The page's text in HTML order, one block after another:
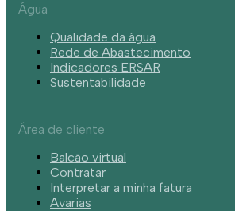
Água
Qualidade da água
Rede de Abastecimento
Indicadores ERSAR
Sustentabilidade
Área de cliente
Balcão virtual
Contratar
Interpretar a minha fatura
Avarias